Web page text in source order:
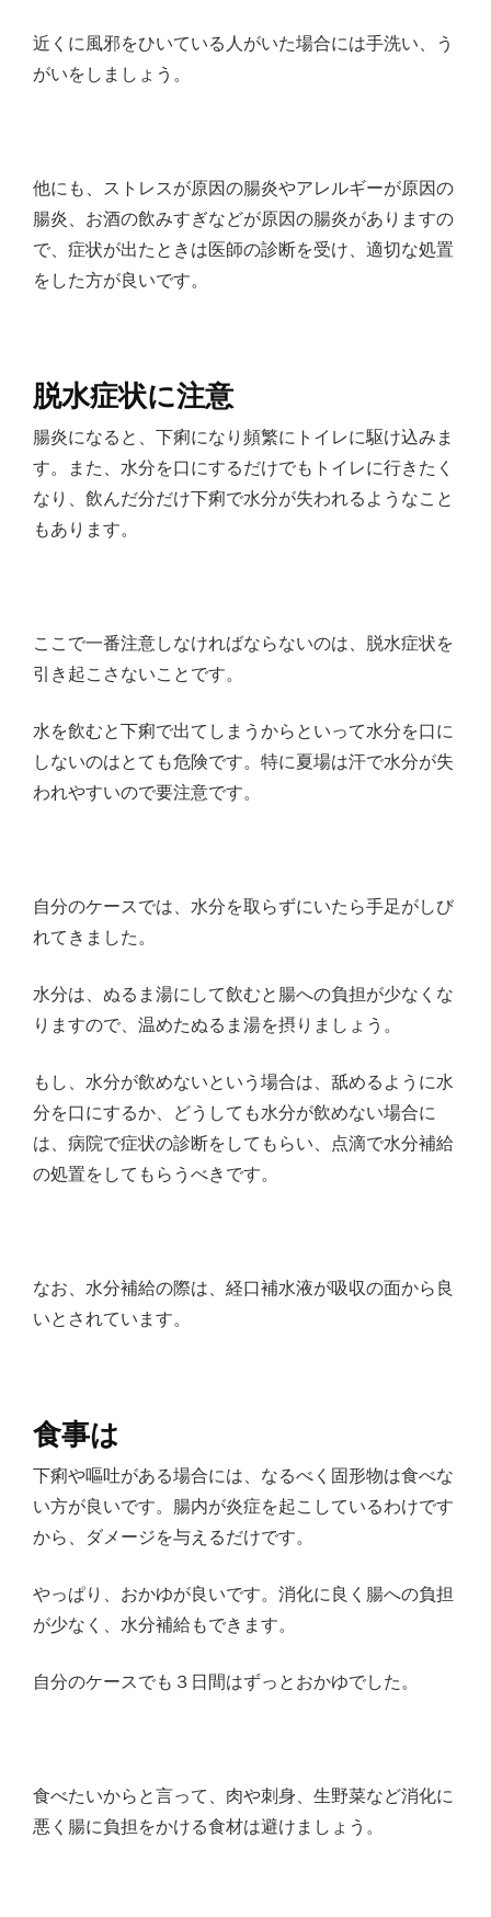
近くに風邪をひいている人がいた場合には手洗い、う
がいをしましょう。
他にも、ストレスが原因の腸炎やアレルギーが原因の
腸炎、お酒の飲みすぎなどが原因の腸炎がありますの
で、症状が出たときは医師の診断を受け、適切な処置
をした方が良いです。
脱水症状に注意
腸炎になると、下痢になり頻繁にトイレに駆け込みま
す。また、水分を口にするだけでもトイレに行きたく
なり、飲んだ分だけ下痢で水分が失われるようなこと
もあります。
ここで一番注意しなければならないのは、脱水症状を
引き起こさないことです。
水を飲むと下痢で出てしまうからといって水分を口に
しないのはとても危険です。特に夏場は汗で水分が失
われやすいので要注意です。
自分のケースでは、水分を取らずにいたら手足がしび
れてきました。
水分は、ぬるま湯にして飲むと腸への負担が少なくな
りますので、温めたぬるま湯を摂りましょう。
もし、水分が飲めないという場合は、舐めるように水
分を口にするか、どうしても水分が飲めない場合に
は、病院で症状の診断をしてもらい、点滴で水分補給
の処置をしてもらうべきです。
なお、水分補給の際は、経口補水液が吸収の面から良
いとされています。
食事は
下痢や嘔吐がある場合には、なるべく固形物は食べな
い方が良いです。腸内が炎症を起こしているわけです
から、ダメージを与えるだけです。
やっぱり、おかゆが良いです。消化に良く腸への負担
が少なく、水分補給もできます。
自分のケースでも３日間はずっとおかゆでした。
食べたいからと言って、肉や刺身、生野菜など消化に
悪く腸に負担をかける食材は避けましょう。